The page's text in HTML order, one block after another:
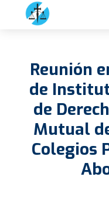
Reunión
de
de
Mutual
Colegios